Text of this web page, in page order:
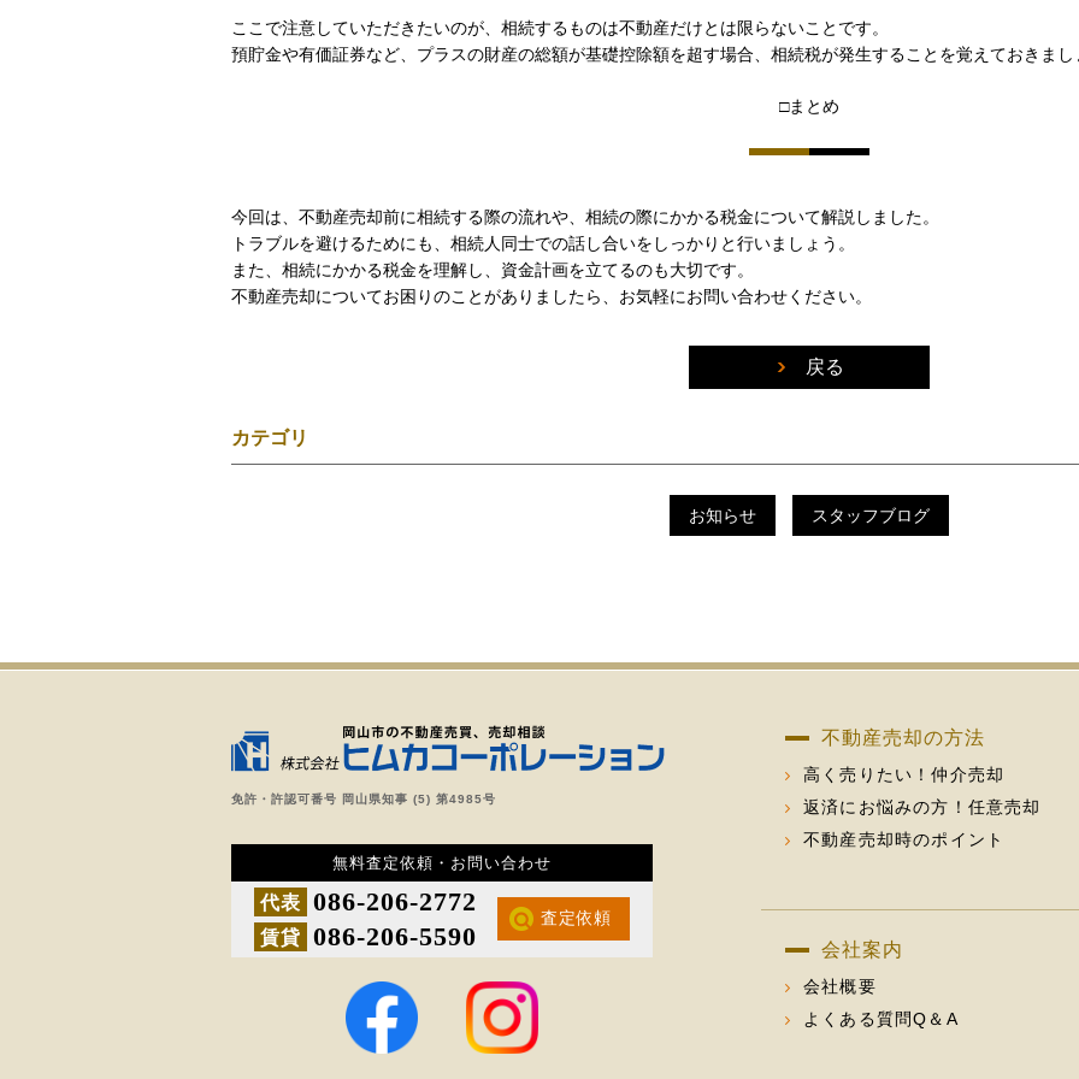
ここで注意していただきたいのが、相続するものは不動産だけとは限らないことです。
預貯金や有価証券など、プラスの財産の総額が基礎控除額を超す場合、相続税が発生することを覚えておきまし
□まとめ
今回は、不動産売却前に相続する際の流れや、相続の際にかかる税金について解説しました。
トラブルを避けるためにも、相続人同士での話し合いをしっかりと行いましょう。
また、相続にかかる税金を理解し、資金計画を立てるのも大切です。
不動産売却についてお困りのことがありましたら、お気軽にお問い合わせください。
戻る
カテゴリ
お知らせ スタッフブログ
免許・許認可番号 岡山県知事 (5) 第4985号
無料査定依頼・お問い合わせ
代表 086-206-2772
賃貸 086-206-5590
査定依頼
不動産売却の方法
高く売りたい！仲介売却
返済にお悩みの方！任意売却
不動産売却時のポイント
会社案内
会社概要
よくある質問Q＆A